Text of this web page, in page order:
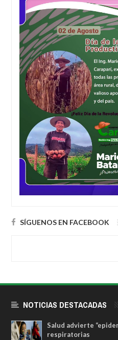
SÍGUENOS EN FACEBOOK
NOTICIAS DESTACADAS
Salud advierte
respiratorias